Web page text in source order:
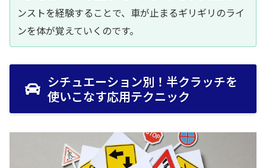
ンストを経験することで、車が止まるギリギリのライ
ンを体が覚えていくのです。
シチュエーション別！半クラッチを
使いこなす応用テクニック